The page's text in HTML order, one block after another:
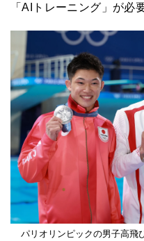
「AIトレーニング」が必
パリオリンピックの男子高飛